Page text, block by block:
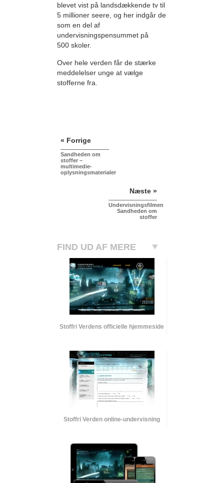
blevet vist på landsdækkende tv til
5 millioner seere, og her indgår de
som en del af
undervisningspensummet på
500 skoler.
Over hele verden får de stærke
meddelelser unge at vælge
stofferne fra.
« Forrige
Sandheden om
stoffer –
multimedie-
oplysningsmaterialer
Næste »
Undervisningsfilmen
Sandheden om
stoffer
FIND UD AF MERE
Stoffri Verdens officielle hjemmeside
Stoffri Verden online-undervisning